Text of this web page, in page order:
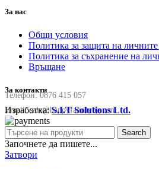
За нас
Общи условия
Политика за защита на
Политика за съхранение на
Връщане
За контакти
Телефон:0876 415 057
Email:sale@happyfamilybg.com
Изработка:S.I.T Solutions Ltd.
Search
Започнете да пишете...
Затвори